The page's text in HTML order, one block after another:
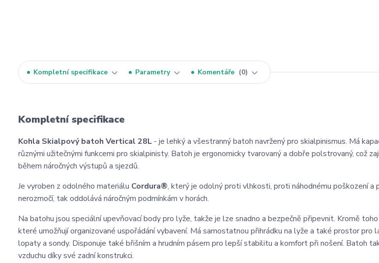
Kompletní specifikace Parametry Komentáře 0
Kompletní specifikace
Kohla Skialpový batoh Vertical 28L - je lehký a všestranný batoh navržený pro skialpinismus. Má
různými užitečnými funkcemi pro skialpinisty. Batoh je ergonomicky tvarovaný a dobře polstrovaný, což
během náročných výstupů a sjezdů.
Je vyroben z odolného materiálu Cordura®, který je odolný proti vlhkosti, proti náhodnému poškození a
nerozmočí, tak oddolává náročným podmínkám v horách.
Na batohu jsou speciální upevňovací body pro lyže, takže je lze snadno a bezpečně připevnit. Kromě
které umožňují organizované uspořádání vybavení. Má samostatnou přihrádku na lyže a také prostor pro
lopaty a sondy. Disponuje také břišním a hrudním pásem pro lepší stabilitu a komfort při nošení. Batoh
vzduchu díky své zadní konstrukci.